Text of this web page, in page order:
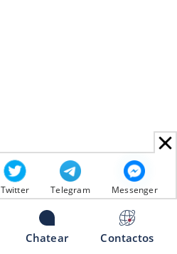
Twitter Telegram Messenger
Chatear Contactos